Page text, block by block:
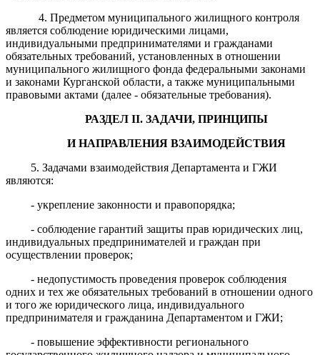
4. Предметом муниципального жилищного контроля
является соблюдение юридическими лицами,
индивидуальными предпринимателями и гражданами
обязательных требований, установленных в отношении
муниципального жилищного фонда федеральными законами
и законами Курганской области, а также муниципальными
правовыми актами (далее - обязательные требования).
РАЗДЕЛII.ЗАДАЧИ, ПРИНЦИПЫ
И НАПРАВЛЕНИЯ ВЗАИМОДЕЙСТВИЯ
5. Задачами взаимодействия Департамента и ГЖИ
являются:
- укрепление законности и правопорядка;
- соблюдение гарантий защиты прав юридических лиц,
индивидуальных предпринимателей и граждан при
осуществлении проверок;
- недопустимость проведения проверок соблюдения
одних и тех же обязательных требований в отношении одного
и того же юридического лица, индивидуального
предпринимателя и гражданина Департаментом и ГЖИ;
- повышение эффективности регионального